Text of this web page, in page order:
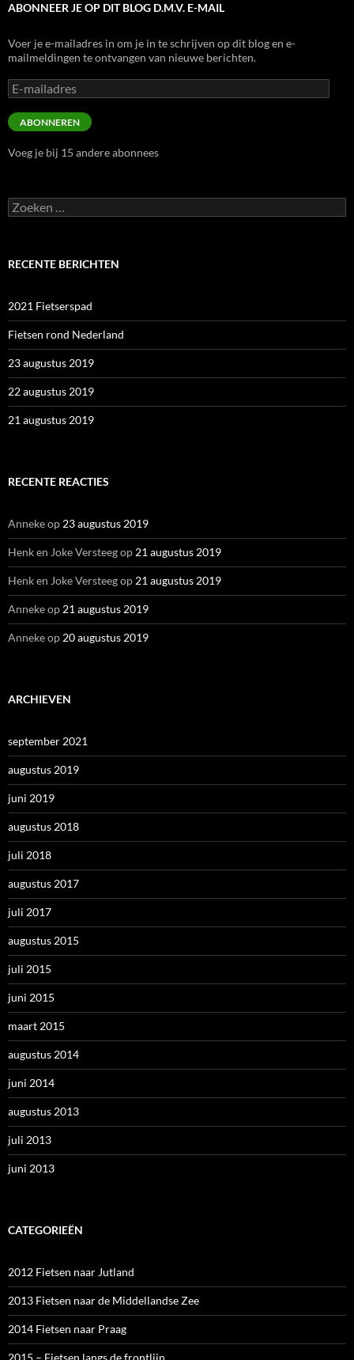
ABONNEER JE OP DIT BLOG D.M.V. E-MAIL
Voer je e-mailadres in om je in te schrijven op dit blog en e-
mailmeldingen te ontvangen van nieuwe berichten.
E-
mailadres
ABONNEREN
Voeg je bij 15 andere abonnees
Zoeken
naar:
RECENTE BERICHTEN
2021 Fietserspad
Fietsen rond Nederland
23 augustus 2019
22 augustus 2019
21 augustus 2019
RECENTE REACTIES
Annekeop 23 augustus 2019
Henk en Joke Versteegop 21 augustus 2019
Henk en Joke Versteegop 21 augustus 2019
Annekeop 21 augustus 2019
Annekeop 20 augustus 2019
ARCHIEVEN
september 2021
augustus 2019
juni 2019
augustus 2018
juli 2018
augustus 2017
juli 2017
augustus 2015
juli 2015
juni 2015
maart 2015
augustus 2014
juni 2014
augustus 2013
juli 2013
juni 2013
CATEGORIEËN
2012 Fietsen naar Jutland
2013 Fietsen naar de Middellandse Zee
2014 Fietsen naar Praag